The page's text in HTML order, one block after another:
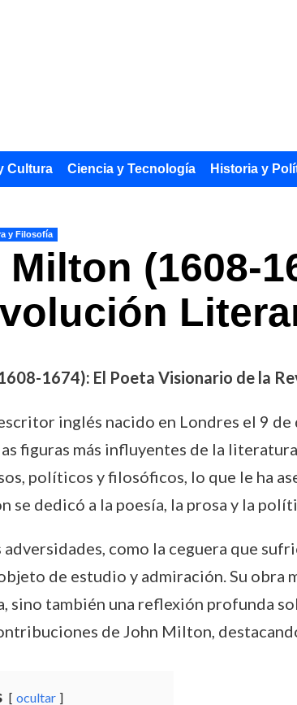
Cultura Ciencia y Tecnología Historia y
y Filosofía
(1608-
1674): El Poeta Visionario de la
inglés nacido en Londres el 9
figuras más influyentes de la
políticos y filosóficos, lo que le ha
se dedicó a la poesía, la prosa y la
adversidades, como la ceguera que
de estudio y admiración. Su obra
sino también una reflexión profunda
de John Milton,
ocultar